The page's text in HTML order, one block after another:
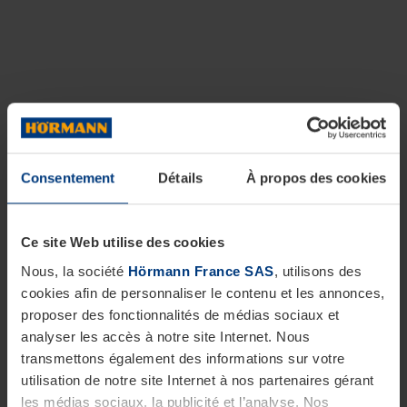
Consentement Détails À propos des cookies
Ce site Web utilise des cookies
Nous, la société Hörmann France SAS, utilisons des
cookies afin de personnaliser le contenu et les annonces,
proposer des fonctionnalités de médias sociaux et
analyser les accès à notre site Internet. Nous
transmettons également des informations sur votre
utilisation de notre site Internet à nos partenaires gérant
les médias sociaux, la publicité et l’analyse. Nos